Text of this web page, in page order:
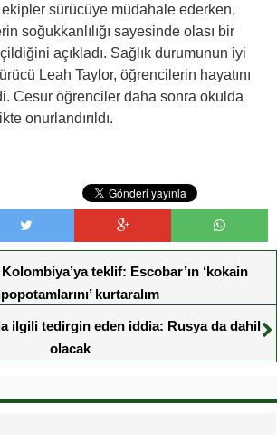
sürücüye müdahale ederken,
soğukkanlılığı sayesinde olası bir
açıkladı. Sağlık durumunun iyi
Leah Taylor, öğrencilerin hayatını
Cesur öğrenciler daha sonra okulda
onurlandırıldı.
teklif: Escobar’ın ‘kokain
kurtaralım
ilgili tedirgin eden iddia: Rusya da dahil
olacak